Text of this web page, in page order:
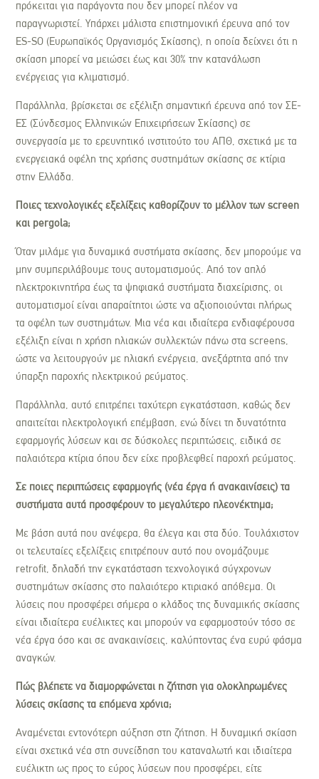
πρόκειται για παράγοντα που δεν μπορεί πλέον να
παραγνωριστεί. Υπάρχει μάλιστα επιστημονική έρευνα από τον
ES-SO (Ευρωπαϊκός Οργανισμός Σκίασης), η οποία δείχνει ότι η
σκίαση μπορεί να μειώσει έως και 30% την κατανάλωση
ενέργειας για κλιματισμό.
Παράλληλα, βρίσκεται σε εξέλιξη σημαντική έρευνα από τον ΣΕ-
ΕΣ (Σύνδεσμος Ελληνικών Επιχειρήσεων Σκίασης) σε
συνεργασία με το ερευνητικό ινστιτούτο του ΑΠΘ, σχετικά με τα
ενεργειακά οφέλη της χρήσης συστημάτων σκίασης σε κτίρια
στην Ελλάδα.
Ποιες τεχνολογικές εξελίξεις καθορίζουν το μέλλον των screen
και pergola;
Όταν μιλάμε για δυναμικά συστήματα σκίασης, δεν μπορούμε να
μην συμπεριλάβουμε τους αυτοματισμούς. Από τον απλό
ηλεκτροκινητήρα έως τα ψηφιακά συστήματα διαχείρισης, οι
αυτοματισμοί είναι απαραίτητοι ώστε να αξιοποιούνται πλήρως
τα οφέλη των συστημάτων. Μια νέα και ιδιαίτερα ενδιαφέρουσα
εξέλιξη είναι η χρήση ηλιακών συλλεκτών πάνω στα screens,
ώστε να λειτουργούν με ηλιακή ενέργεια, ανεξάρτητα από την
ύπαρξη παροχής ηλεκτρικού ρεύματος.
Παράλληλα, αυτό επιτρέπει ταχύτερη εγκατάσταση, καθώς δεν
απαιτείται ηλεκτρολογική επέμβαση, ενώ δίνει τη δυνατότητα
εφαρμογής λύσεων και σε δύσκολες περιπτώσεις, ειδικά σε
παλαιότερα κτίρια όπου δεν είχε προβλεφθεί παροχή ρεύματος.
Σε ποιες περιπτώσεις εφαρμογής (νέα έργα ή ανακαινίσεις) τα
συστήματα αυτά προσφέρουν το μεγαλύτερο πλεονέκτημα;
Με βάση αυτά που ανέφερα, θα έλεγα και στα δύο. Τουλάχιστον
οι τελευταίες εξελίξεις επιτρέπουν αυτό που ονομάζουμε
retrofit, δηλαδή την εγκατάσταση τεχνολογικά σύγχρονων
συστημάτων σκίασης στο παλαιότερο κτιριακό απόθεμα. Οι
λύσεις που προσφέρει σήμερα ο κλάδος της δυναμικής σκίασης
είναι ιδιαίτερα ευέλικτες και μπορούν να εφαρμοστούν τόσο σε
νέα έργα όσο και σε ανακαινίσεις, καλύπτοντας ένα ευρύ φάσμα
αναγκών.
Πώς βλέπετε να διαμορφώνεται η ζήτηση για ολοκληρωμένες
λύσεις σκίασης τα επόμενα χρόνια;
Αναμένεται εντονότερη αύξηση στη ζήτηση. Η δυναμική σκίαση
είναι σχετικά νέα στη συνείδηση του καταναλωτή και ιδιαίτερα
ευέλικτη ως προς το εύρος λύσεων που προσφέρει, είτε